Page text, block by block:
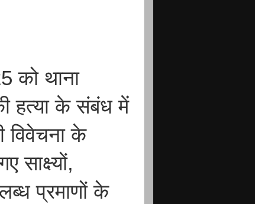
को थाना
हत्या के संबंध में
विवेचना के
साक्ष्यों,
प्रमाणों के